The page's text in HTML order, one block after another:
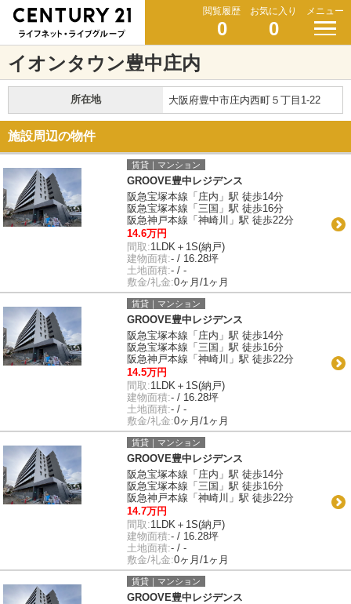
閲覧履歴
0
お気に入り
0
メニュー
イオンタウン豊中庄内
所在地 大阪府豊中市庄内西町５丁目1-22
施設周辺の物件
賃貸｜マンション
GROOVE豊中レジデンス
阪急宝塚本線「庄内」駅 徒歩14分
阪急宝塚本線「三国」駅 徒歩16分
阪急神戸本線「神崎川」駅 徒歩22分
14.6万円
間取:1LDK＋1S(納戸)
建物面積:- / 16.28坪
土地面積:- / -
敷金/礼金:0ヶ月/1ヶ月
賃貸｜マンション
GROOVE豊中レジデンス
阪急宝塚本線「庄内」駅 徒歩14分
阪急宝塚本線「三国」駅 徒歩16分
阪急神戸本線「神崎川」駅 徒歩22分
14.5万円
間取:1LDK＋1S(納戸)
建物面積:- / 16.28坪
土地面積:- / -
敷金/礼金:0ヶ月/1ヶ月
賃貸｜マンション
GROOVE豊中レジデンス
阪急宝塚本線「庄内」駅 徒歩14分
阪急宝塚本線「三国」駅 徒歩16分
阪急神戸本線「神崎川」駅 徒歩22分
14.7万円
間取:1LDK＋1S(納戸)
建物面積:- / 16.28坪
土地面積:- / -
敷金/礼金:0ヶ月/1ヶ月
賃貸｜マンション
GROOVE豊中レジデンス